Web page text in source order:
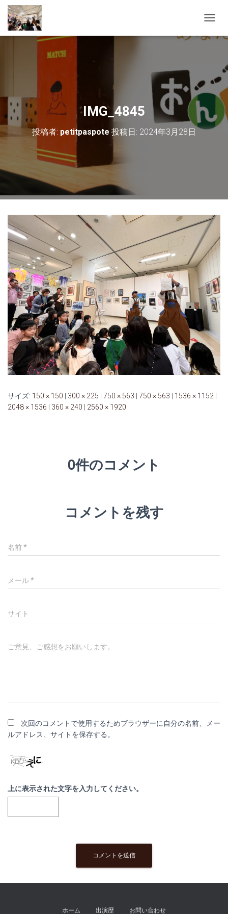
ビ
ン
を
り
替
IMG_4845
投稿者: petitpaspote 投稿日: 2024年3月28日
サイズ: 150 × 150 | 300 × 225 | 750 × 563 | 750 × 563 | 1536 × 1152 |
2048 × 1536 | 360 × 240 | 2560 × 1920
0件のコメント
コメントを残す
名前*
メール*
サイト
ご意見、ご感想をお願いします。
次回のコメントで使用するためブラウザーに自分の名前、メー
ルアドレス、サイトを保存する。
上に表示された文字を入力してください。
ホーム 出演歴 お問い合わせ